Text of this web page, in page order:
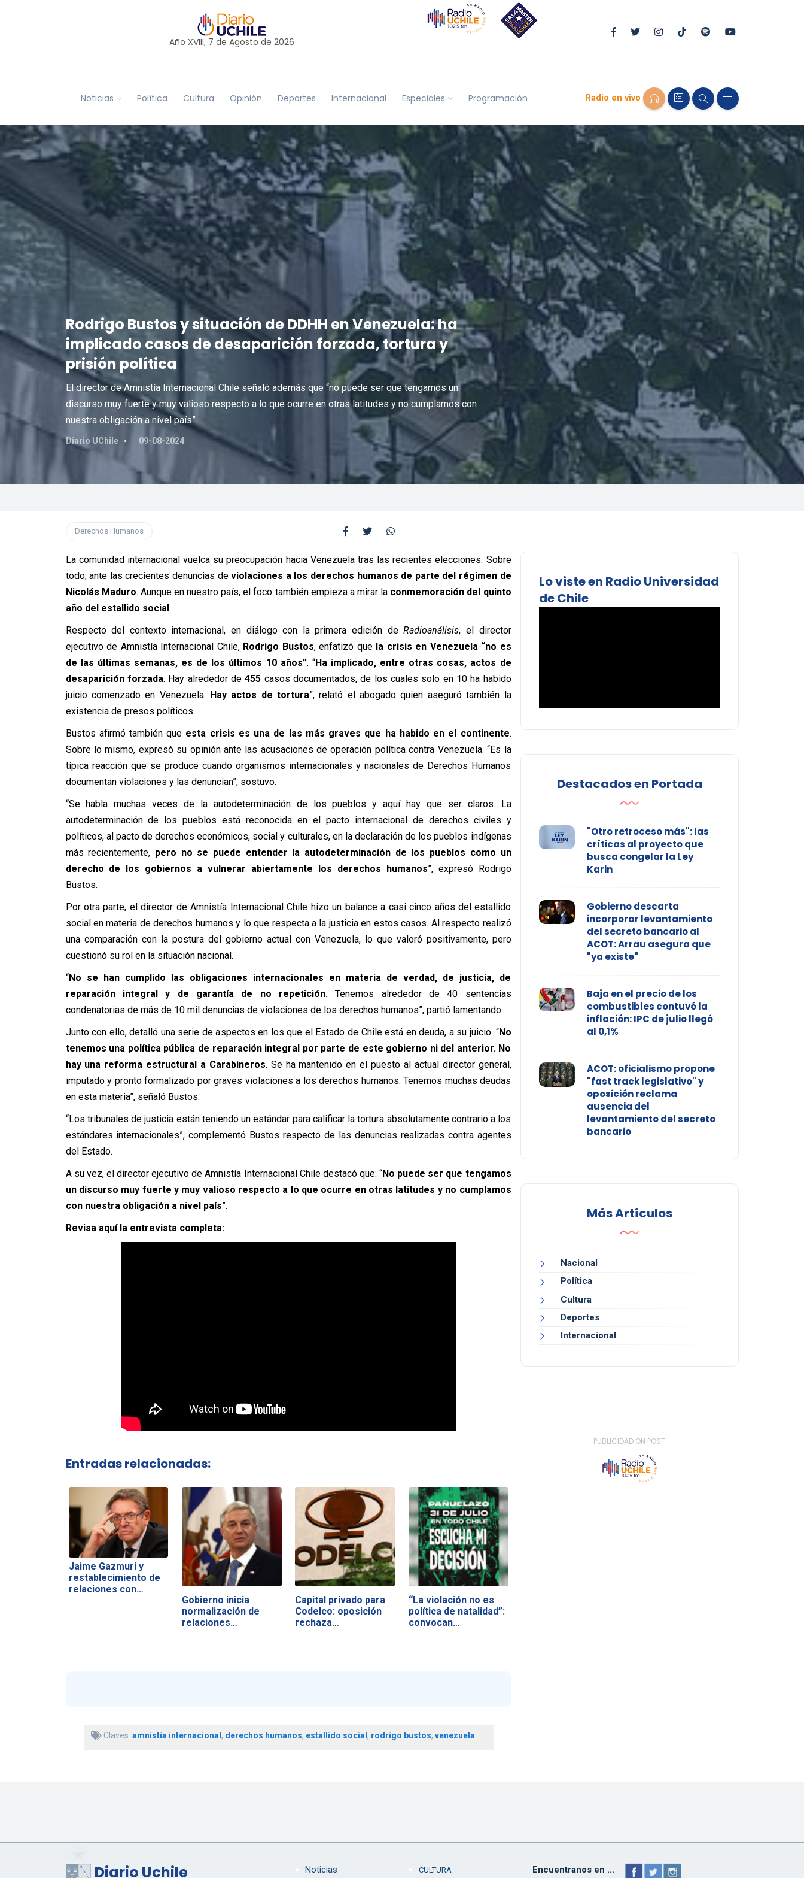
Año XVIII, 7 de Agosto de 2026
Noticias Política Cultura Opinión Deportes Internacional Especiales Programación Radio en vivo
Rodrigo Bustos y situación de DDHH en Venezuela: ha
implicado casos de desaparición forzada, tortura y
prisión política
El director de Amnistía Internacional Chile señaló además que “no puede ser que tengamos un
discurso muy fuerte y muy valioso respecto a lo que ocurre en otras latitudes y no cumplamos con
nuestra obligación a nivel país”.
Diario UChile 09-08-2024
Derechos Humanos
La comunidad internacional vuelca su preocupación hacia Venezuela tras las recientes elecciones. Sobre
todo, ante las crecientes denuncias deviolaciones a los derechos humanos de parte del régimen de
Nicolás Maduro. Aunque en nuestro país, el foco también empieza a mirar la conmemoración del quinto
año del estallido social.
Respecto del contexto internacional, en diálogo con la primera edición deRadioanálisis, el director
ejecutivo de Amnistía Internacional Chile, Rodrigo Bustos, enfatizó que la crisis en Venezuela “no es
de las últimas semanas, es de los últimos 10 años”. “Ha implicado, entre otras cosas, actos de
desaparición forzada. Hay alrededor de455 casos documentados, de los cuales solo en 10 ha habido
juicio comenzado en Venezuela. Hay actos de tortura”, relató el abogado quien aseguró también la
existencia de presos políticos.
Bustos afirmó también que esta crisis es una de las más graves que ha habido en el continente.
Sobre lo mismo, expresó su opinión ante las acusaciones de operación política contra Venezuela. “Es la
típica reacción que se produce cuando organismos internacionales y nacionales de Derechos Humanos
documentan violaciones y las denuncian”, sostuvo.
“Se habla muchas veces de la autodeterminación de los pueblos y aquí hay que ser claros. La
autodeterminación de los pueblos está reconocida en el pacto internacional de derechos civiles y
políticos, al pacto de derechos económicos, social y culturales, en la declaración de los pueblos indígenas
más recientemente, pero no se puede entender la autodeterminación de los pueblos como un
derecho de los gobiernos a vulnerar abiertamente los derechos humanos”, expresó Rodrigo
Bustos.
Por otra parte, el director de Amnistía Internacional Chile hizo un balance a casi cinco años del estallido
social en materia de derechos humanos y lo que respecta a la justicia en estos casos. Al respecto realizó
una comparación con la postura del gobierno actual con Venezuela, lo que valoró positivamente, pero
cuestionó su rol en la situación nacional.
“No se han cumplido las obligaciones internacionales en materia de verdad, de justicia, de
reparación integral y de garantía de no repetición.Tenemos alrededor de 40 sentencias
condenatorias de más de 10 mil denuncias de violaciones de los derechos humanos”, partió lamentando.
Junto con ello, detalló una serie de aspectos en los que el Estado de Chile está en deuda, a su juicio. “No
tenemos una política pública de reparación integral por parte de este gobierno ni del anterior. No
hay una reforma estructural a Carabineros. Se ha mantenido en el puesto al actual director general,
imputado y pronto formalizado por graves violaciones a los derechos humanos. Tenemos muchas deudas
en esta materia”, señaló Bustos.
“Los tribunales de justicia están teniendo un estándar para calificar la tortura absolutamente contrario a los
estándares internacionales”, complementó Bustos respecto de las denuncias realizadas contra agentes
del Estado.
A su vez, el director ejecutivo de Amnistía Internacional Chile destacó que: “No puede ser que tengamos
un discurso muy fuerte y muy valioso respecto a lo que ocurre en otras latitudes y no cumplamos
con nuestra obligación a nivel país”.
Revisa aquí la entrevista completa:
Entradas relacionadas:
Jaime Gazmuri y
restablecimiento de
relaciones con…
Gobierno inicia
normalización de
relaciones…
Capital privado para
Codelco: oposición
rechaza…
“La violación no es
política de natalidad”:
convocan…
Claves: amnistía internacional , derechos humanos, estallido social , rodrigo bustos, venezuela
Lo viste en Radio Universidad
de Chile
Destacados en Portada
"Otro retroceso más": las
críticas al proyecto que
busca congelar la Ley
Karin
Gobierno descarta
incorporar levantamiento
del secreto bancario al
ACOT: Arrau asegura que
"ya existe"
Baja en el precio de los
combustibles contuvó la
inflación: IPC de julio llegó
al 0,1%
ACOT: oficialismo propone
"fast track legislativo" y
oposición reclama
ausencia del
levantamiento del secreto
bancario
Más Artículos
Nacional
Política
Cultura
Deportes
Internacional
- PUBLICIDAD ON POST -
Diario Uchile Noticias CULTURA Encuentranos en ...